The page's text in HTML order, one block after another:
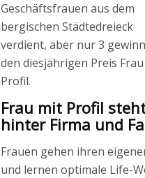
Geschäftsfrauen aus dem
bergischen Städtedreieck
verdient, aber nur 3
den diesjährigen Preis
Profil.
Frau mit Profil
hinter Firma und
Frauen gehen ihren
und lernen optimale Life-